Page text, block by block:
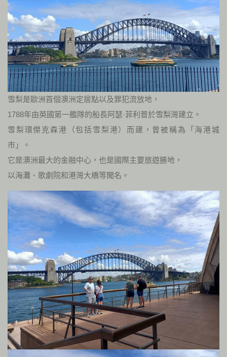
雪梨是歐洲首個澳洲定居點以及罪犯流放地，
1788年由英國第一艦隊的船長阿瑟·菲利普於雪梨灣建立。
雪梨環傑克森港（包括雪梨港）而建，曾被稱為「海港城
市」。
它是澳洲最大的金融中心，也是國際主要旅遊勝地，
以海灘、歌劇院和港灣大橋等聞名。